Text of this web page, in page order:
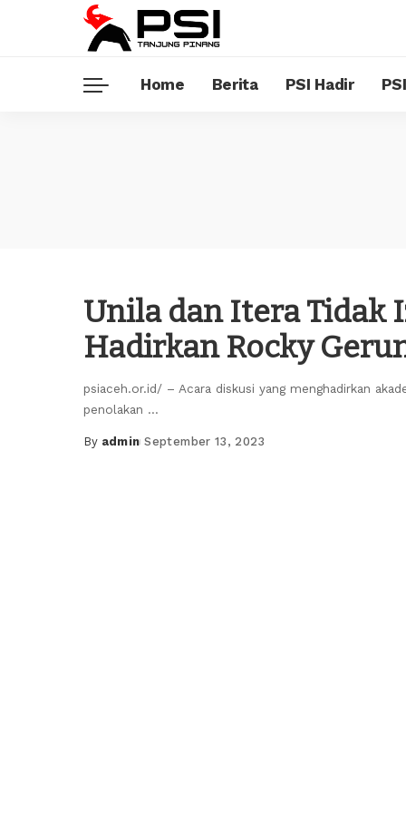
Home Berita PSI Hadir
Unila dan Itera Tidak
Hadirkan Rocky
psiaceh.or.id/ – Acara diskusi yang menghadirkan
penolakan ...
Posted
By admin September 13, 2023